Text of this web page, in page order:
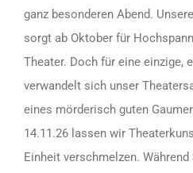
ganz besonderen Abend.
sorgt ab Oktober für
Theater. Doch für eine einzige,
verwandelt sich unser
eines mörderisch guten
14.11.26 lassen wir
Einheit verschmelzen.